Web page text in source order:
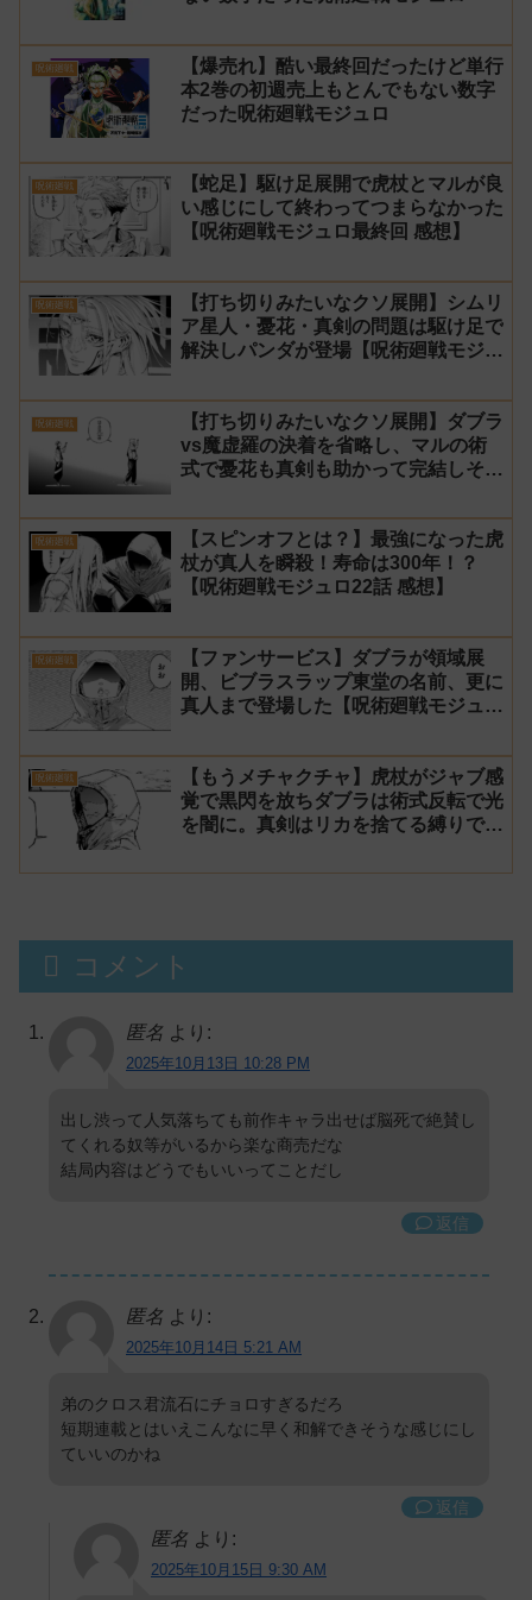
呪術廻戦
【爆売れ】酷い最終回だったけど単行
本2巻の初週売上もとんでもない数字
だった呪術廻戦モジュロ
呪術廻戦
【蛇足】駆け足展開で虎杖とマルが良
い感じにして終わってつまらなかった
【呪術廻戦モジュロ最終回 感想】
呪術廻戦
【打ち切りみたいなクソ展開】シムリ
ア星人・憂花・真剣の問題は駆け足で
解決しパンダが登場【呪術廻戦モジュ
呪術廻戦
【打ち切りみたいなクソ展開】ダブラ
vs魔虚羅の決着を省略し、マルの術
式で憂花も真剣も助かって完結しそう
呪術廻戦
【スピンオフとは？】最強になった虎
杖が真人を瞬殺！寿命は300年！？
【呪術廻戦モジュロ22話 感想】
呪術廻戦
【ファンサービス】ダブラが領域展
開、ビブラスラップ東堂の名前、更に
真人まで登場した【呪術廻戦モジュロ
呪術廻戦
【もうメチャクチャ】虎杖がジャブ感
覚で黒閃を放ちダブラは術式反転で光
を闇に。真剣はリカを捨てる縛りでマ
想】
コメント
匿名 より:
2025年10月13日 10:28 PM
出し渋って人気落ちても前作キャラ出せば脳死で絶賛し
てくれる奴等がいるから楽な商売だな
結局内容はどうでもいいってことだし
返信
匿名 より:
2025年10月14日 5:21 AM
弟のクロス君流石にチョロすぎるだろ
短期連載とはいえこんなに早く和解できそうな感じにし
ていいのかね
返信
匿名 より:
2025年10月15日 9:30 AM